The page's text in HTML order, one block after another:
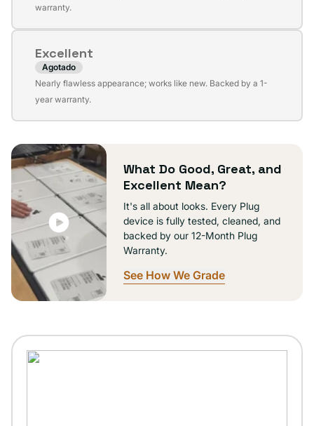
agotada
disponible
warranty.
Excellent
Agotado
Variante
agotada
disponible
Nearly flawless appearance; works like new. Backed by a 1-
year warranty.
What Do Good, Great, and
Excellent Mean?
It's all about looks. Every Plug
device is fully tested, cleaned, and
backed by our 12-Month Plug
Warranty.
See How We Grade